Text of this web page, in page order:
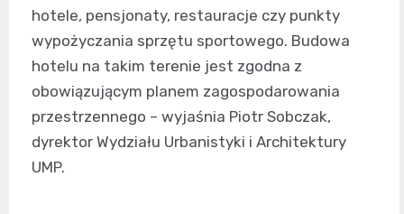
hotele, pensjonaty, restauracje czy punkty
wypożyczania sprzętu sportowego. Budowa
hotelu na takim terenie jest zgodna z
obowiązującym planem zagospodarowania
przestrzennego – wyjaśnia Piotr Sobczak,
dyrektor Wydziału Urbanistyki i Architektury
UMP.